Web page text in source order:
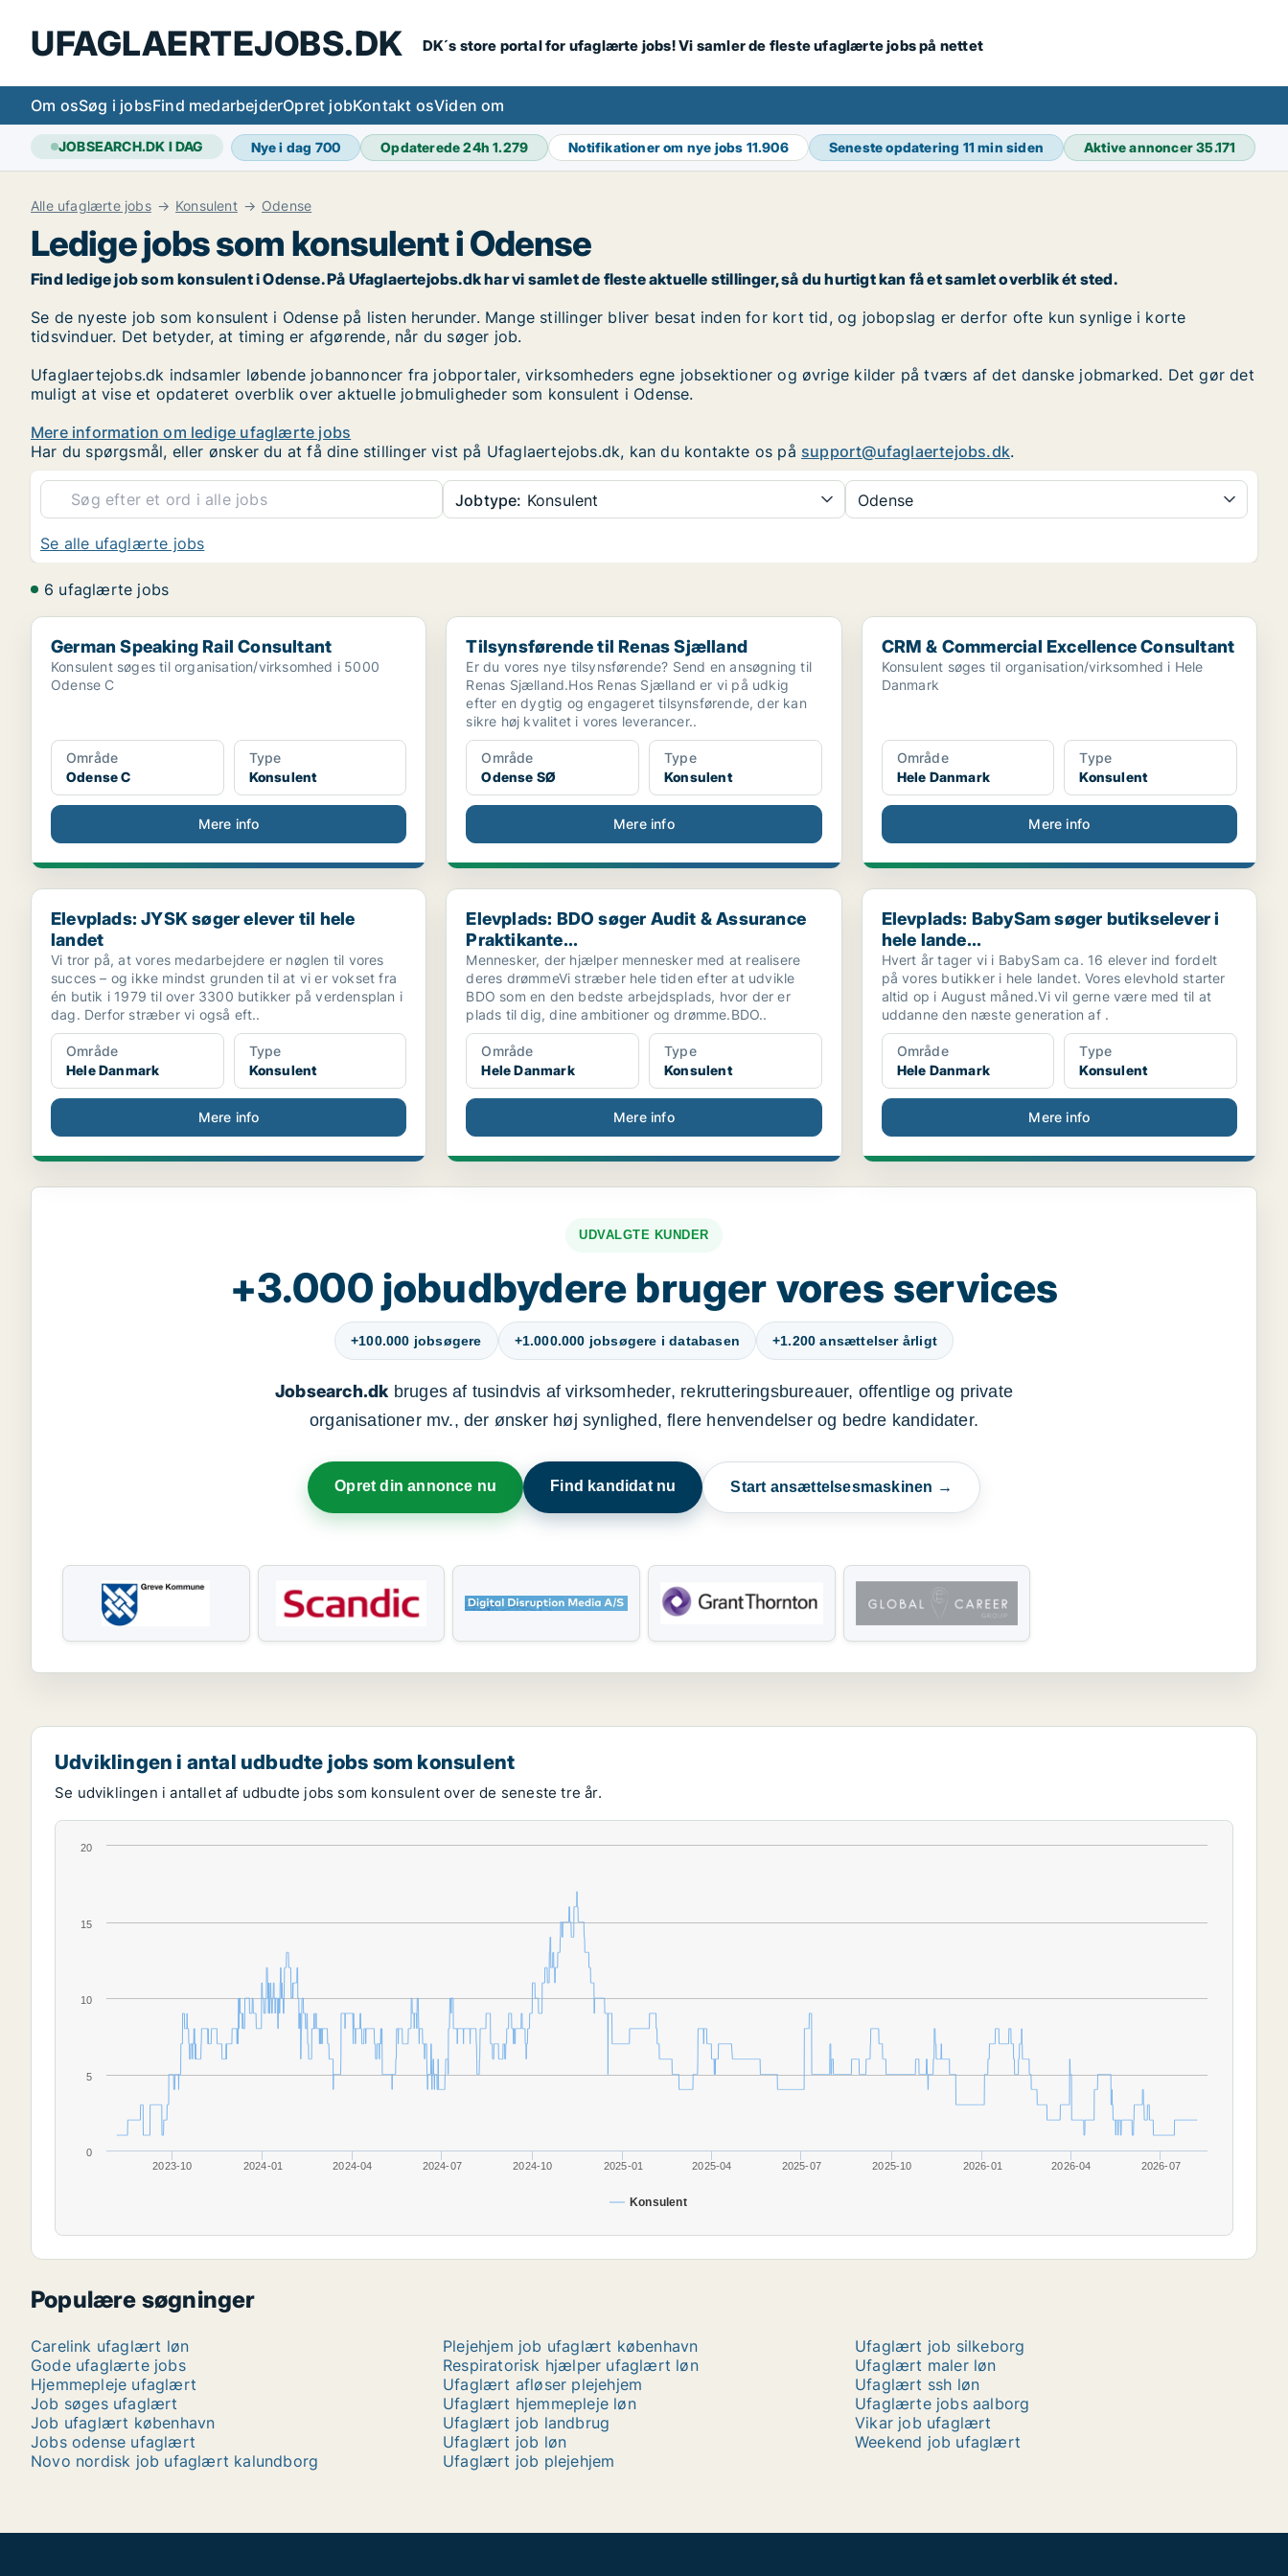
UFAGLAERTEJOBS.DK DK´s store portal for ufaglærte jobs! Vi samler de fleste ufaglærte jobs på nettet
Om osSøg i jobsFind medarbejderOpret jobKontakt osViden om
JOBSEARCH.DK I DAG Nye i dag 700 Opdaterede 24h1.279 Notifikationer om nye jobs 11.906 Seneste opdatering 11 min siden Aktive annoncer35.171
Alle ufaglærte jobs Konsulent Odense
Ledige jobs som konsulent i Odense
Find ledige job som konsulent i Odense. På Ufaglaertejobs.dk har vi samlet de fleste aktuelle stillinger, så du hurtigt kan få et samlet overblik ét sted.
Se de nyeste job som konsulent i Odense på listen herunder. Mange stillinger bliver besat inden for kort tid, og jobopslag er derfor ofte kun synlige i korte
tidsvinduer. Det betyder, at timing er afgørende, når du søger job.
Ufaglaertejobs.dk indsamler løbende jobannoncer fra jobportaler, virksomheders egne jobsektioner og øvrige kilder på tværs af det danske jobmarked. Det gør det
muligt at vise et opdateret overblik over aktuelle jobmuligheder som konsulent i Odense.
Mere information om ledige ufaglærte jobs
Har du spørgsmål, eller ønsker du at få dine stillinger vist på Ufaglaertejobs.dk, kan du kontakte os på support@ufaglaertejobs.dk.
Jobtype: Konsulent Odense
Se alle ufaglærte jobs
6 ufaglærte jobs
German Speaking Rail Consultant
German Speaking Rail Consultant
Konsulent søges til organisation/virksomhed i 5000
Odense C
Område
Odense C
Type
Konsulent
Mere info
Tilsynsførende til Renas Sjælland
Tilsynsførende til Renas Sjælland
Er du vores nye tilsynsførende? Send en ansøgning til
Renas Sjælland.Hos Renas Sjælland er vi på udkig
efter en dygtig og engageret tilsynsførende, der kan
sikre høj kvalitet i vores leverancer..
Område
Odense SØ
Type
Konsulent
Mere info
CRM & Commercial Excellence Consultant
CRM & Commercial Excellence Consultant
Konsulent søges til organisation/virksomhed i Hele
Danmark
Område
Hele Danmark
Type
Konsulent
Mere info
Elevplads: JYSK søger elever til hele landet
Elevplads: JYSK søger elever til hele
landet
Vi tror på, at vores medarbejdere er nøglen til vores
succes – og ikke mindst grunden til at vi er vokset fra
én butik i 1979 til over 3300 butikker på verdensplan i
dag. Derfor stræber vi også eft..
Område
Hele Danmark
Type
Konsulent
Mere info
Elevplads: BDO søger Audit & Assurance Praktikante...
Elevplads: BDO søger Audit & Assurance
Praktikante...
Mennesker, der hjælper mennesker med at realisere
deres drømmeVi stræber hele tiden efter at udvikle
BDO som en den bedste arbejdsplads, hvor der er
plads til dig, dine ambitioner og drømme.BDO..
Område
Hele Danmark
Type
Konsulent
Mere info
Elevplads: BabySam søger butikselever i hele lande...
Elevplads: BabySam søger butikselever i
hele lande...
Hvert år tager vi i BabySam ca. 16 elever ind fordelt
på vores butikker i hele landet. Vores elevhold starter
altid op i August måned.Vi vil gerne være med til at
uddanne den næste generation af .
Område
Hele Danmark
Type
Konsulent
Mere info
UDVALGTE KUNDER
+3.000 jobudbydere bruger vores services
+100.000 jobsøgere +1.000.000 jobsøgere i databasen +1.200 ansættelser årligt
Jobsearch.dkbruges af tusindvis af virksomheder, rekrutteringsbureauer, offentlige og private
organisationer mv., der ønsker høj synlighed, flere henvendelser og bedre kandidater.
Opret din annonce nu Find kandidat nu Start ansættelsesmaskinen →
Udviklingen i antal udbudte jobs som konsulent
Se udviklingen i antallet af udbudte jobs som konsulent over de seneste tre år.
Konsulent
2023-10 2024-01 2024-04 2024-07 2024-10 2025-01 2025-04 2025-07 2025-10 2026-01 2026-04 2026-07
0
5
10
15
20
Populære søgninger
Carelink ufaglært løn
Gode ufaglærte jobs
Hjemmepleje ufaglært
Job søges ufaglært
Job ufaglært københavn
Jobs odense ufaglært
Novo nordisk job ufaglært kalundborg
Plejehjem job ufaglært københavn
Respiratorisk hjælper ufaglært løn
Ufaglært afløser plejehjem
Ufaglært hjemmepleje løn
Ufaglært job landbrug
Ufaglært job løn
Ufaglært job plejehjem
Ufaglært job silkeborg
Ufaglært maler løn
Ufaglært ssh løn
Ufaglærte jobs aalborg
Vikar job ufaglært
Weekend job ufaglært